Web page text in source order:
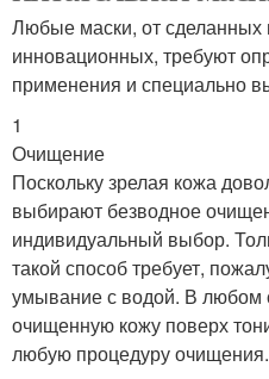
Любые маски, от сделанных
инновационных, требуют
применения и специально
1
Очищение
Поскольку зрелая кожа
выбирают безводное
индивидуальный выбор.
такой способ требует,
умывание с водой. В любом
очищенную кожу поверх
любую процедуру очищения.